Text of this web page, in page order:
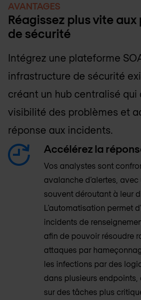
AVANTAGES
Réagissez plus vite
de sécurité
Intégrez une plateforme
infrastructure de sécurité
créant un hub centralisé qui
visibilité des problèmes et
réponse aux incidents.
Accélérez la
Vos analystes sont
avalanche d'alertes,
souvent déroutant à leur
L'automatisation permet
incidents de
afin de pouvoir résoudre
attaques par
les infections par des
dans plusieurs
sur des tâches plus